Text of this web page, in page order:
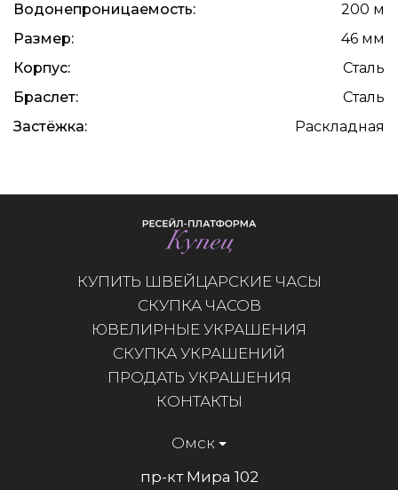
Водонепроницаемость:
200 м
Размер:
46 мм
Корпус:
Сталь
Браслет:
Сталь
Застёжка:
Раскладная
КУПИТЬ ШВЕЙЦАРСКИЕ ЧАСЫ
СКУПКА ЧАСОВ
ЮВЕЛИРНЫЕ УКРАШЕНИЯ
СКУПКА УКРАШЕНИЙ
ПРОДАТЬ УКРАШЕНИЯ
КОНТАКТЫ
Омск
пр-кт Мира 102